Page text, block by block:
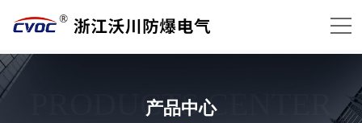
PRODUCTS CENTER
产品中心